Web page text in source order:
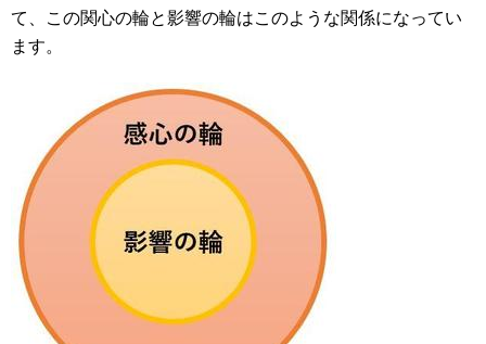
て、この関心の輪と影響の輪はこのような関係になってい
ます。